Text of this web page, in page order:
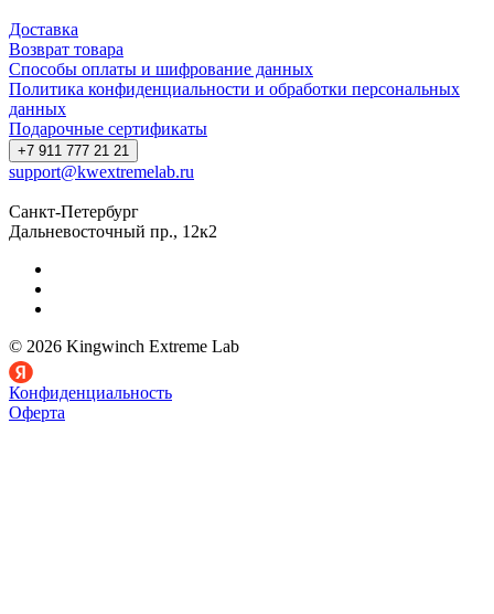
Доставка
Возврат товара
Способы оплаты и шифрование данных
Политика конфиденциальности и обработки персональных
данных
Подарочные сертификаты
+7 911 777 21 21
support@kwextremelab.ru
Санкт-Петербург
Дальневосточный пр., 12к2
© 2026 Kingwinch Extreme Lab
Конфиденциальность
Оферта